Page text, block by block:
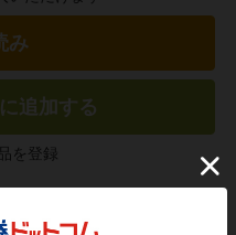
み
追加する
を登録